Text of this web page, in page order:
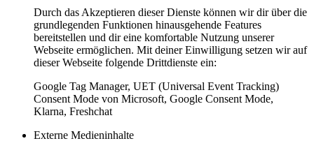
Durch das Akzeptieren dieser Dienste können wir dir über die
grundlegenden Funktionen hinausgehende Features
bereitstellen und dir eine komfortable Nutzung unserer
Webseite ermöglichen. Mit deiner Einwilligung setzen wir auf
dieser Webseite folgende Drittdienste ein:
Google Tag Manager, UET (Universal Event Tracking)
Consent Mode von Microsoft, Google Consent Mode,
Klarna, Freshchat
Externe Medieninhalte